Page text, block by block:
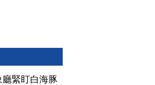
廳緊盯白海豚